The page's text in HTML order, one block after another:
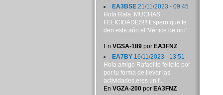
EA3BSE21/11/2023 - 09:45
Hola Rafa. MUCHAS
FELICIDADES!!! Espero que te
den este año el 'Vértice de oro'
...
En VGSA-189por EA3FNZ
EA7BY16/11/2023 - 13:51
Hola amigo Rafael:te felicito por
por tu forma de llevar las
actividades,eres un f...
En VGZA-200por EA3FNZ